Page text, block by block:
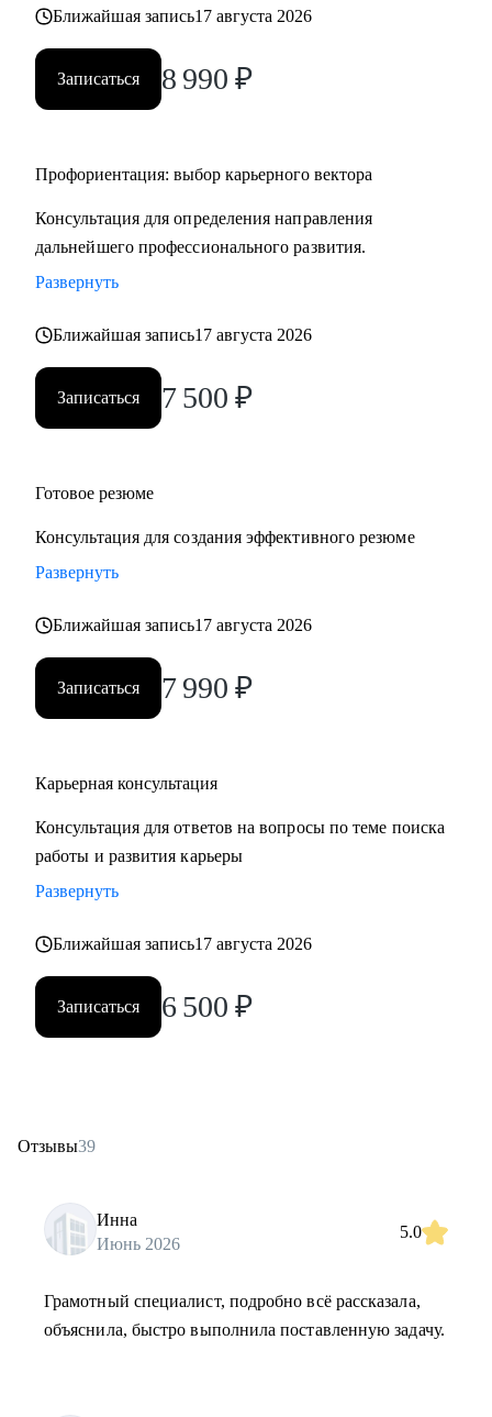
Ближайшая запись17 августа 2026
Записаться 8 990 ₽
Профориентация: выбор карьерного вектора
Консультация для определения направления
дальнейшего профессионального развития.
Развернуть
Ближайшая запись17 августа 2026
Записаться 7 500 ₽
Готовое резюме
Консультация для создания эффективного резюме
Развернуть
Ближайшая запись17 августа 2026
Записаться 7 990 ₽
Карьерная консультация
Консультация для ответов на вопросы по теме поиска
работы и развития карьеры
Развернуть
Ближайшая запись17 августа 2026
Записаться 6 500 ₽
Отзывы39
Инна
Июнь 2026
5.0
Грамотный специалист, подробно всё рассказала,
объяснила, быстро выполнила поставленную задачу.